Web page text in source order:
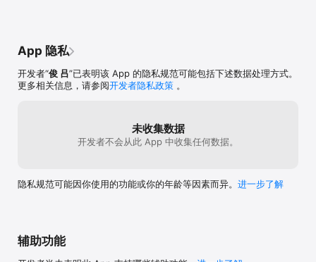
App 隐私
开发者“俊 吕”已表明该 App 的隐私规范可能包括下述数据处理方式。
更多相关信息，请参阅开发者隐私政策 。
未收集数据
开发者不会从此 App 中收集任何数据。
隐私规范可能因你使用的功能或你的年龄等因素而异。 进一步了解
辅助功能